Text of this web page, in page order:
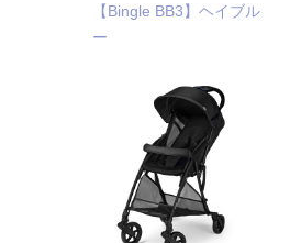
【Bingle BB3】ヘイブル
ー